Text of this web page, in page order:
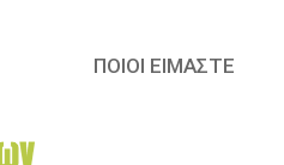
ΠΟΙΟΙ ΕΙΜΑΣΤΕ